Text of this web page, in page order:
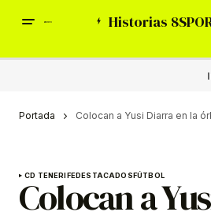
Historias
Portada Colocan a Yusi Diarra en la
CD TENERIFEDESTACADOSFÚTBOL
Colocan a